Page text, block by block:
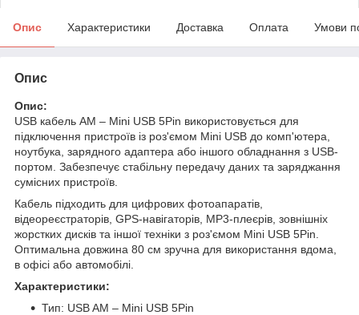
Опис Характеристики Доставка Оплата Умови
Опис
Опис:
USB кабель AM – Mini USB 5Pin використовується для
підключення пристроїв із роз'ємом Mini USB до комп'ютера,
ноутбука, зарядного адаптера або іншого обладнання з USB-
портом. Забезпечує стабільну передачу даних та заряджання
сумісних пристроїв.
Кабель підходить для цифрових фотоапаратів,
відеореєстраторів, GPS-навігаторів, MP3-плеєрів, зовнішніх
жорстких дисків та іншої техніки з роз'ємом Mini USB 5Pin.
Оптимальна довжина 80 см зручна для використання вдома,
в офісі або автомобілі.
Характеристики:
Тип: USB AM – Mini USB 5Pin